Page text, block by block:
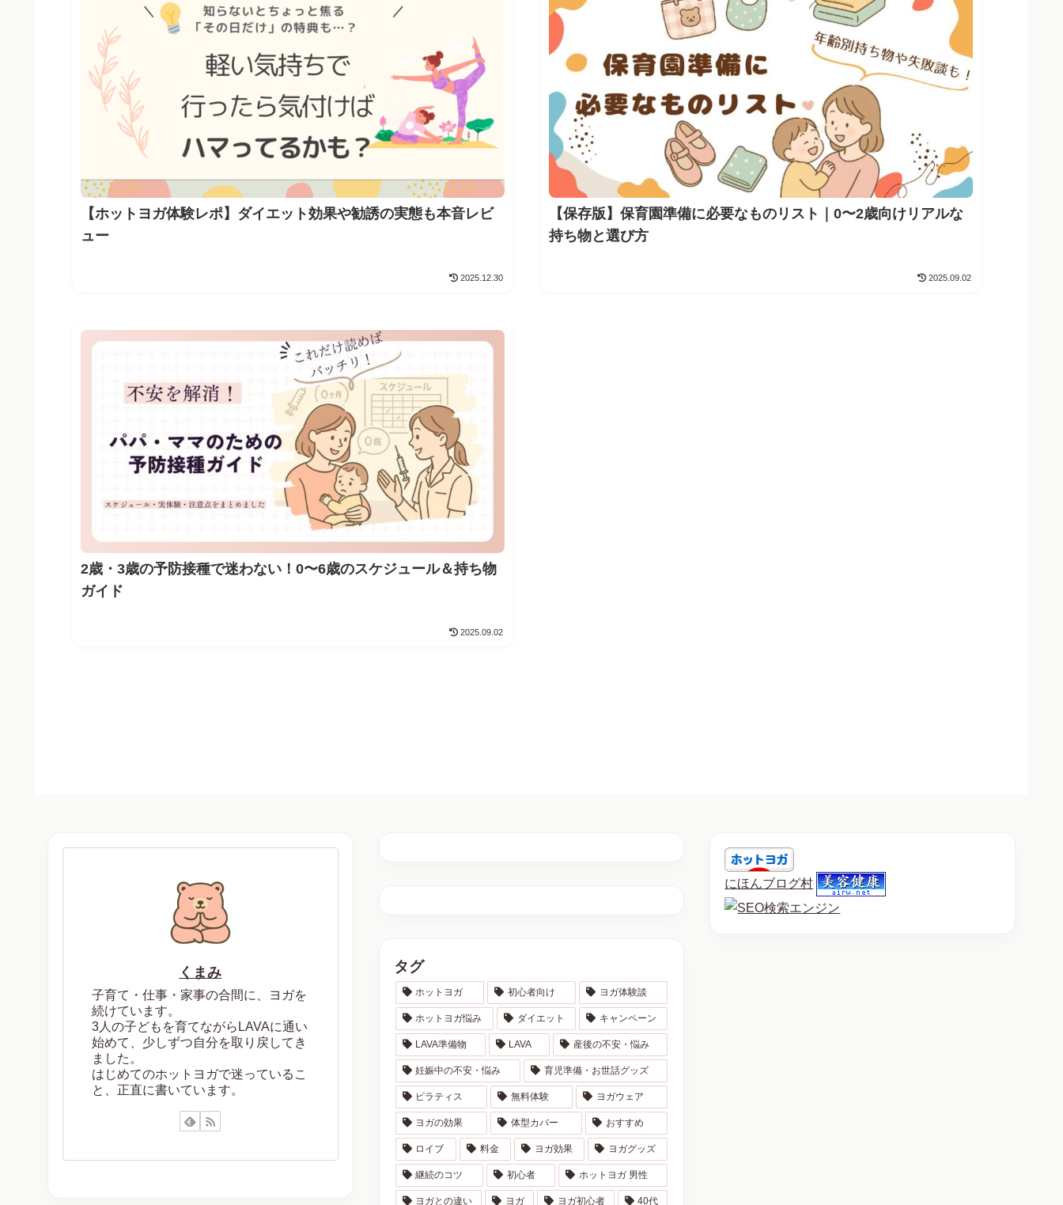
【ホットヨガ体験レポ】ダイエット効果や勧誘の実態も本音レビ
ュー
2025.12.30
【保存版】保育園準備に必要なものリスト｜0〜2歳向けリアルな
持ち物と選び方
2025.09.02
2歳・3歳の予防接種で迷わない！0〜6歳のスケジュール＆持ち物
ガイド
2025.09.02
くまみ
子育て・仕事・家事の合間に、ヨガを
続けています。
3人の子どもを育てながらLAVAに通い
始めて、少しずつ自分を取り戻してき
ました。
はじめてのホットヨガで迷っているこ
と、正直に書いています。
タグ
ホットヨガ 初心者向け ヨガ体験談
ホットヨガ悩み ダイエット キャンペーン
LAVA準備物 LAVA 産後の不安・悩み
妊娠中の不安・悩み 育児準備・お世話グッズ
ピラティス 無料体験 ヨガウェア
ヨガの効果 体型カバー おすすめ
ロイブ 料金 ヨガ効果 ヨガグッズ
継続のコツ 初心者 ホットヨガ 男性
ヨガとの違い ヨガ ヨガ初心者 40代
にほんブログ村